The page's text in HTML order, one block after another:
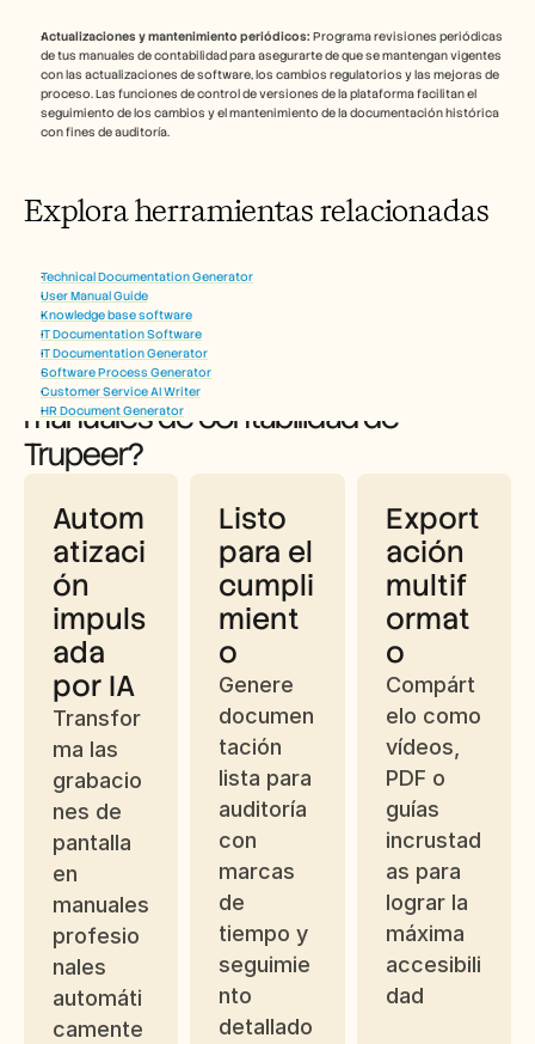
Actualizaciones y mantenimiento periódicos: Programa revisiones periódicas
de tus manuales de contabilidad para asegurarte de que se mantengan vigentes
con las actualizaciones de software, los cambios regulatorios y las mejoras de
proceso. Las funciones de control de versiones de la plataforma facilitan el
seguimiento de los cambios y el mantenimiento de la documentación histórica
con fines de auditoría.
Explora herramientas relacionadas
Technical Documentation Generator
User Manual Guide
Knowledge base software
IT Documentation Software
IT Documentation Generator
Software Process Generator
Customer Service AI Writer
HR Document Generator
¿Por qué elegir el generador de
manuales de contabilidad de
Trupeer?
Autom
atizaci
ón
impuls
ada
por IA
Transfor
ma las
grabacio
nes de
pantalla
en
manuales
profesio
nales
automáti
camente
Listo
para el
cumpli
mient
o
Genere
documen
tación
lista para
auditoría
con
marcas
de
tiempo y
seguimie
nto
detallado
Export
ación
multif
ormat
o
Compárt
elo como
vídeos,
PDF o
guías
incrustad
as para
lograr la
máxima
accesibili
dad